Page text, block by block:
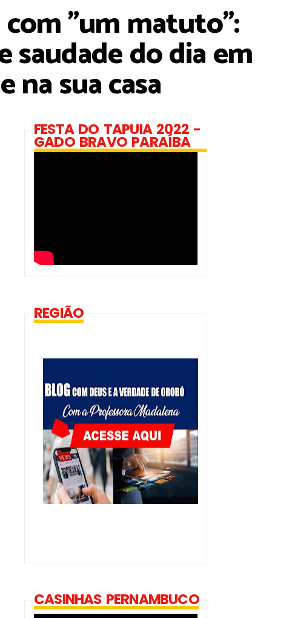
com "um matuto":
saudade do dia em
na sua casa
FESTA DO TAPUIA 2022 -
GADO BRAVO PARAÍBA
REGIÃO
CASINHAS PERNAMBUCO